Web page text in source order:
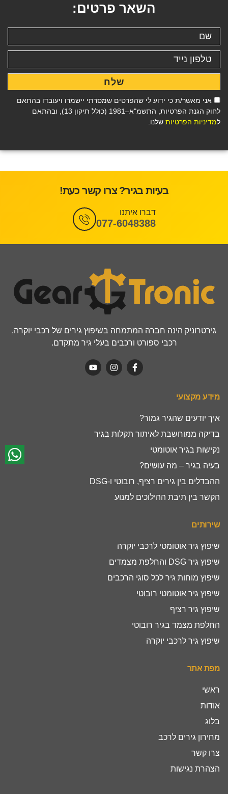
השאר פרטים:
אני מאשר/ת כי ידוע לי שהפרטים שמסרתי יישמרו ויעובדו בהתאם
לחוק הגנת הפרטיות, התשמ"א–1981 (כולל תיקון 13), ובהתאם
למדיניות הפרטיות שלנו.
שלח
בעיות בגיר? צרו קשר כעת!
דברו איתנו
077-6048388
גירטרוניק הינה חברה המתמחה בשיפוץ גירים של רכבי יוקרה,
רכבי ספורט ורכבים בעלי גיר מתקדם.
מידע מקצועי
איך יודעים שהגיר גמור?
בדיקה ממוחשבת לאיתור תקלות בגיר
נקישות בגיר אוטומטי
בעיה בגיר – מה עושים?
ההבדלים בין גירים רציף, רובוטי ו-DSG
הקשר בין תיבת ההילוכים למנוע
שירותים
שיפוץ גיר אוטומטי לרכבי יוקרה
שיפוץ גיר DSG והחלפת מצמדים
שיפוץ מוחות גיר לכל סוגי הרכבים
שיפוץ גיר אוטומטי רובוטי
שיפוץ גיר רציף
החלפת מצמד בגיר רובוטי
שיפוץ גיר לרכבי יוקרה
מפת אתר
ראשי
אודות
בלוג
מחירון גירים לרכב
צרו קשר
הצהרת נגישות